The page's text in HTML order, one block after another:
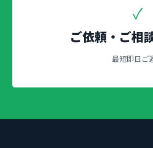
✓
ご依頼・ご相
最短即日ご